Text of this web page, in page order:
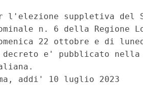
l'elezione suppletiva del
n. 6 della Regione
22 ottobre e di
e' pubblicato
addi' 10 luglio 2023